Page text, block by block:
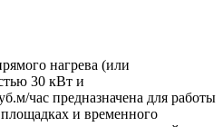
нагрева (или
30 кВт и
час предназначена для работы
и временного